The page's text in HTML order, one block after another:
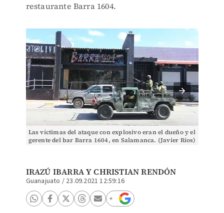
restaurante Barra 1604.
Las víctimas del ataque con explosivo eran el dueño y el
gerente del bar Barra 1604, en Salamanca. (Javier Ríos)
IRAZÚ IBARRA Y CHRISTIAN RENDÓN
Guanajuato / 23.09.2021 12:59:16